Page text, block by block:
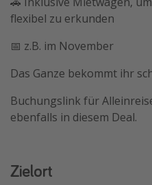
flexibel zu erkunden
📅 z.B. im November
Das Ganze bekommt ihr
Buchungslink für
ebenfalls in diesem Deal.
Zielort